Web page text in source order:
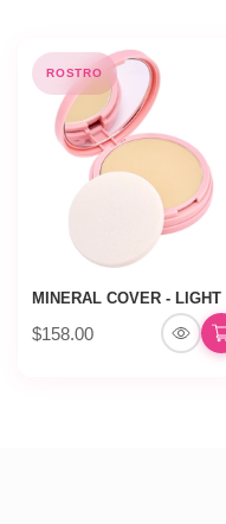
ROSTRO
MINERAL COVER - LIGHT
$158.00